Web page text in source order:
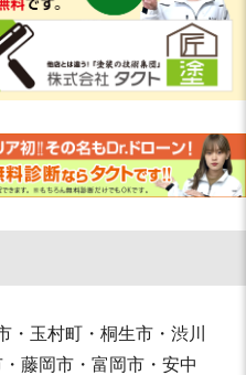
玉村町・桐生市・渋川
藤岡市・富岡市・安中